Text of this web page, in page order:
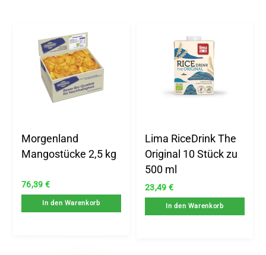
Morgenland
Mangostücke 2,5 kg
76,39 €
In den Warenkorb
Lima RiceDrink The
Original 10 Stück zu
500 ml
23,49 €
In den Warenkorb